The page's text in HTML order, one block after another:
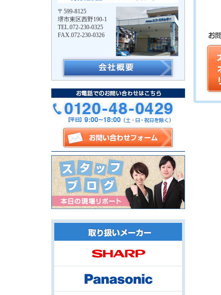
〒599-8125
堺市東区西野190-1
TEL.072-230-0325
FAX.072-230-0326